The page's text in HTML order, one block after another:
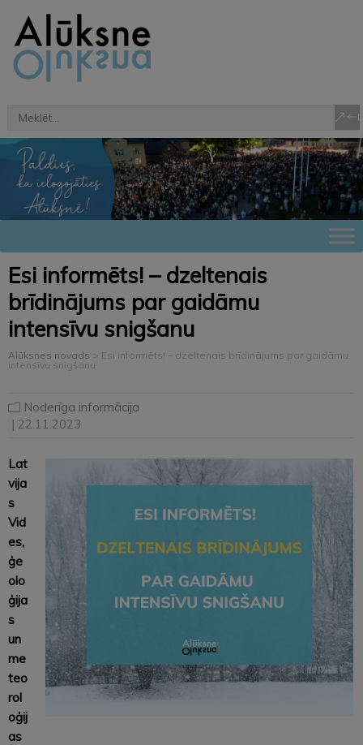
Esi informēts! – dzeltenais
brīdinājums par gaidāmu
intensīvu snigšanu
Alūksnes novads > Esi informēts! – dzeltenais brīdinājums par gaidāmu
intensīvu snigšanu
Noderīga informācija
| 22.11.2023
Lat
vija
s
Vid
es,
ģe
olo
ģija
s
un
me
teo
rol
oģij
as